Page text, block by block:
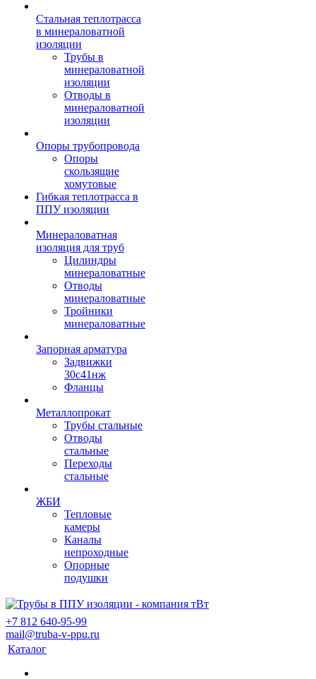
Стальная теплотрасса
в минераловатной
изоляции
Трубы в
минераловатной
изоляции
Отводы в
минераловатной
изоляции
Опоры трубопровода
Опоры
скользящие
хомутовые
Гибкая теплотрасса в
ППУ изоляции
Минераловатная
изоляция для труб
Цилиндры
минераловатные
Отводы
минераловатные
Тройники
минераловатные
Запорная арматура
Задвижки
30с41нж
Фланцы
Металлопрокат
Трубы стальные
Отводы
стальные
Переходы
стальные
ЖБИ
Тепловые
камеры
Каналы
непроходные
Опорные
подушки
+7 812 640-95-99
mail@truba-v-ppu.ru
Каталог